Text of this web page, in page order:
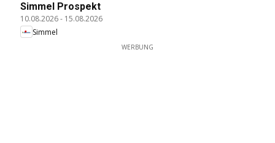
Simmel Prospekt
10.08.2026- 15.08.2026
Simmel
WERBUNG